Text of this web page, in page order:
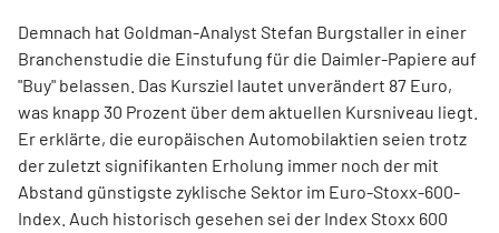
Demnach hat Goldman-Analyst Stefan Burgstaller in einer
Branchenstudie die Einstufung für die Daimler-Papiere auf
"Buy" belassen. Das Kursziel lautet unverändert 87 Euro,
was knapp 30 Prozent über dem aktuellen Kursniveau liegt.
Er erklärte, die europäischen Automobilaktien seien trotz
der zuletzt signifikanten Erholung immer noch der mit
Abstand günstigste zyklische Sektor im Euro-Stoxx-600-
Index. Auch historisch gesehen sei der Index Stoxx 600